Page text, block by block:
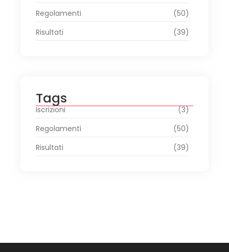
Regolamenti
(50)
Risultati
(39)
Tags
Iscrizioni
(3)
Regolamenti
(50)
Risultati
(39)